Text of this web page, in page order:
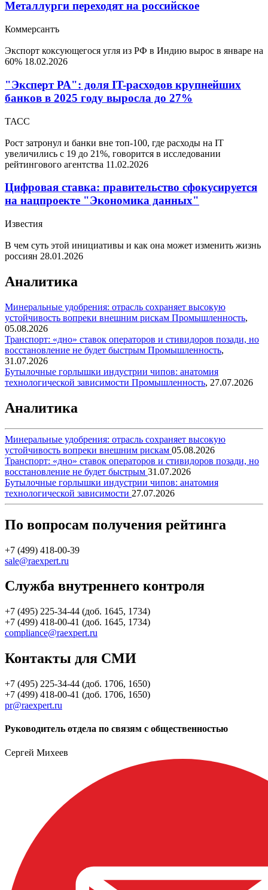
Металлурги переходят на российское
Коммерсантъ
Экспорт коксующегося угля из РФ в Индию вырос в январе на
60% 18.02.2026
"Эксперт РА": доля IT-расходов крупнейших
банков в 2025 году выросла до 27%
ТАСС
Рост затронул и банки вне топ-100, где расходы на IT
увеличились с 19 до 21%, говорится в исследовании
рейтингового агентства 11.02.2026
Цифровая ставка: правительство сфокусируется
на нацпроекте "Экономика данных"
Известия
В чем суть этой инициативы и как она может изменить жизнь
россиян 28.01.2026
Аналитика
Минеральные удобрения: отрасль сохраняет высокую
устойчивость вопреки внешним рискам Промышленность,
05.08.2026
Транспорт: «дно» ставок операторов и стивидоров позади, но
восстановление не будет быстрым Промышленность,
31.07.2026
Бутылочные горлышки индустрии чипов: анатомия
технологической зависимости Промышленность, 27.07.2026
Аналитика
Минеральные удобрения: отрасль сохраняет высокую
устойчивость вопреки внешним рискам 05.08.2026
Транспорт: «дно» ставок операторов и стивидоров позади, но
восстановление не будет быстрым 31.07.2026
Бутылочные горлышки индустрии чипов: анатомия
технологической зависимости 27.07.2026
По вопросам получения рейтинга
+7 (499) 418-00-39
sale@raexpert.ru
Служба внутреннего контроля
+7 (495) 225-34-44 (доб. 1645, 1734)
+7 (499) 418-00-41 (доб. 1645, 1734)
compliance@raexpert.ru
Контакты для СМИ
+7 (495) 225-34-44 (доб. 1706, 1650)
+7 (499) 418-00-41 (доб. 1706, 1650)
pr@raexpert.ru
Руководитель отдела по связям с общественностью
Сергей Михеев